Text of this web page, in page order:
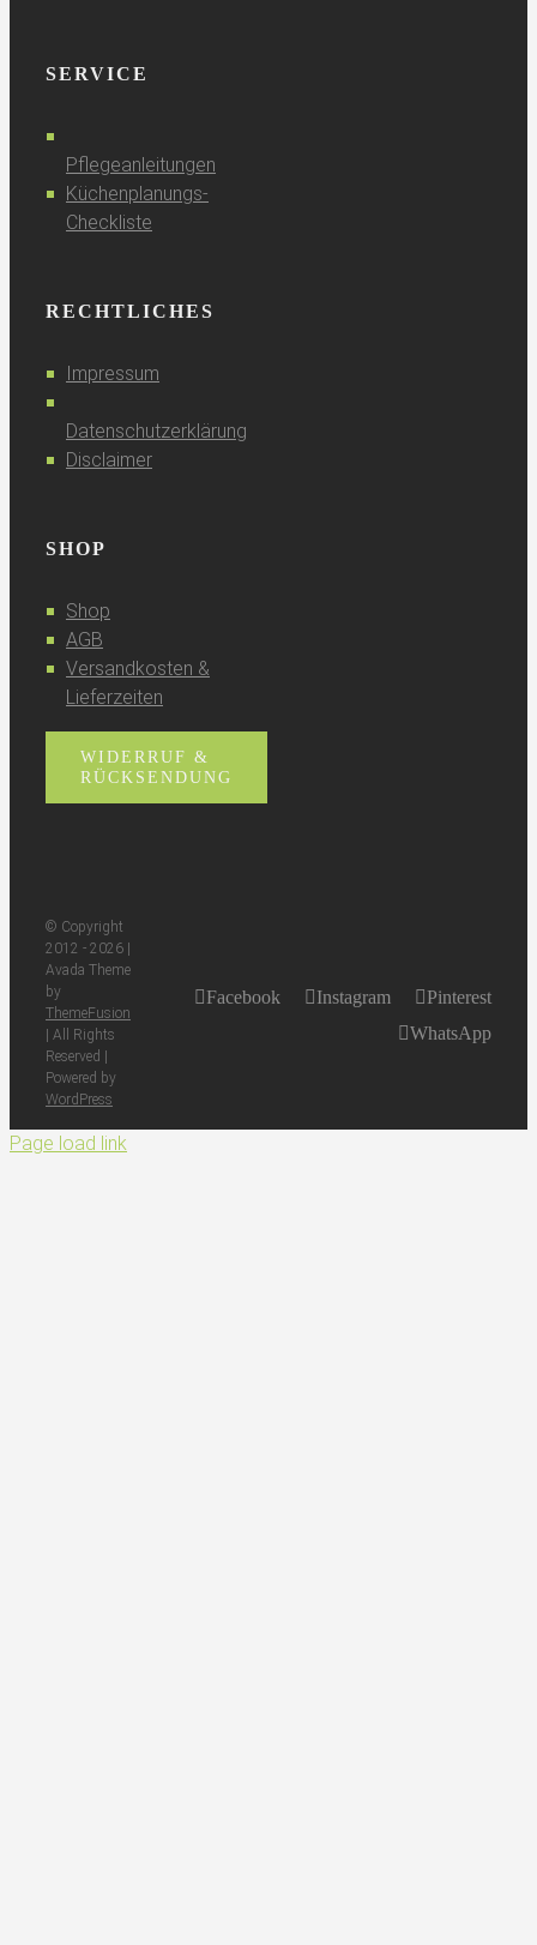
SERVICE
Pflegeanleitungen
Küchenplanungs-
Checkliste
RECHTLICHES
Impressum
Datenschutzerklärung
Disclaimer
SHOP
Shop
AGB
Versandkosten &
Lieferzeiten
WIDERRUF &
RÜCKSENDUNG
© Copyright
2012 - 2026 |
Avada Theme
by
ThemeFusion
| All Rights
Reserved |
Powered by
WordPress
Facebook Instagram
Pinterest
WhatsApp
Page load link